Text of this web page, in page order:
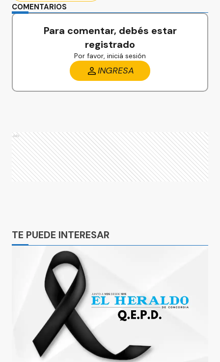
COMENTARIOS
Para comentar, debés estar
registrado
Por favor, iniciá sesión
INGRESA
Ads
TE PUEDE INTERESAR